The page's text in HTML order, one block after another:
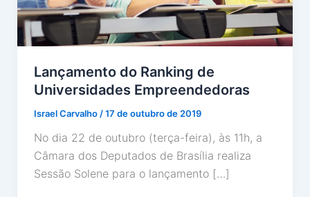
Lançamento do Ranking de
Universidades Empreendedoras
Israel Carvalho /17 de outubro de 2019
No dia 22 de outubro (terça-feira), às 11h, a
Câmara dos Deputados de Brasília realiza
Sessão Solene para o lançamento […]